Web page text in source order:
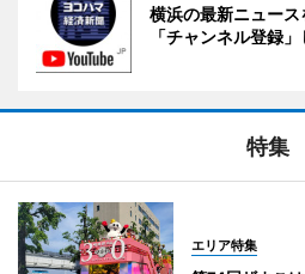
横浜の最新ニュース
「チャンネル登録
特集
エリア特集